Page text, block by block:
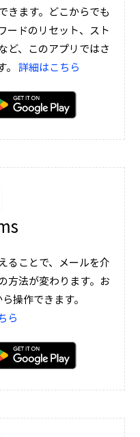
きます。どこからでも
ードのリセット、スト
ど、このアプリではさ
詳細はこちら
ることで、メールを介
方法が変わります。お
操作できます。
ら